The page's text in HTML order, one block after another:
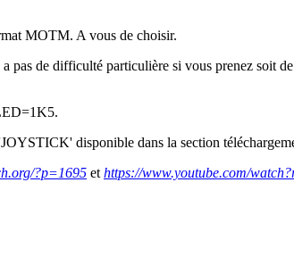
MOTM. A vous de choisir.
de difficulté particulière si vous prenez soit
disponible dans la section
?p=1695 et https://www.youtube.com/